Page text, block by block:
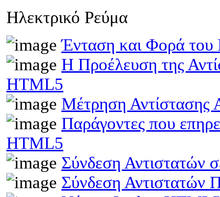
Ηλεκτρικό Ρεύμα
Ένταση και Φορά του
Η Προέλευση της
HTML5
Μέτρηση Αντίστασης
Παράγοντες που
HTML5
Σύνδεση Αντιστατών
Σύνδεση